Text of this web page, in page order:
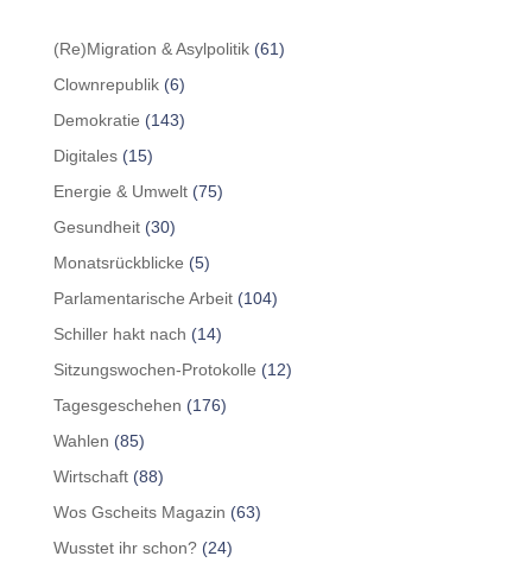
(Re)Migration & Asylpolitik(61)
Clownrepublik(6)
Demokratie (143)
Digitales(15)
Energie & Umwelt(75)
Gesundheit(30)
Monatsrückblicke (5)
Parlamentarische Arbeit(104)
Schiller hakt nach (14)
Sitzungswochen-Protokolle (12)
Tagesgeschehen (176)
Wahlen (85)
Wirtschaft(88)
Wos Gscheits Magazin (63)
Wusstet ihr schon?(24)